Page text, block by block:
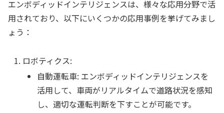
エンボディッドインテリジェンスは、様々な応用分野で活
用されており、以下にいくつかの応用事例を挙げてみまし
ょう：
ロボティクス:
自動運転車: エンボディッドインテリジェンスを
活用して、車両がリアルタイムで道路状況を感知
し、適切な運転判断を下すことが可能です。